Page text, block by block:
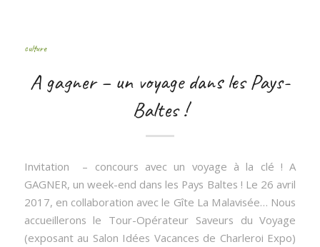
culture
A gagner – un voyage dans les Pays-
Baltes !
Invitation – concours avec un voyage à la clé ! A
GAGNER, un week-end dans les Pays Baltes ! Le 26 avril
2017, en collaboration avec le Gîte La Malavisée… Nous
accueillerons le Tour-Opérateur Saveurs du Voyage
(exposant au Salon Idées Vacances de Charleroi Expo)